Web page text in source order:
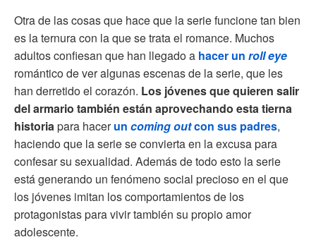
Otra de las cosas que hace que la serie funcione tan bien
es la ternura con la que se trata el romance. Muchos
adultos confiesan que han llegado a hacer un roll eye
romántico de ver algunas escenas de la serie, que les
han derretido el corazón. Los jóvenes que quieren salir
del armario también están aprovechando esta tierna
historiapara hacerun coming outcon sus padres,
haciendo que la serie se convierta en la excusa para
confesar su sexualidad. Además de todo esto la serie
está generando un fenómeno social precioso en el que
los jóvenes imitan los comportamientos de los
protagonistas para vivir también su propio amor
adolescente.